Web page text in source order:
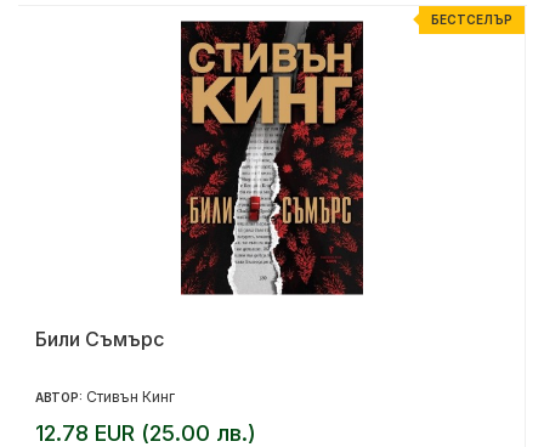
БЕСТСЕЛЪР
Били Съмърс
АВТОР: Стивън Кинг
12.78 EUR (25.00 лв.)